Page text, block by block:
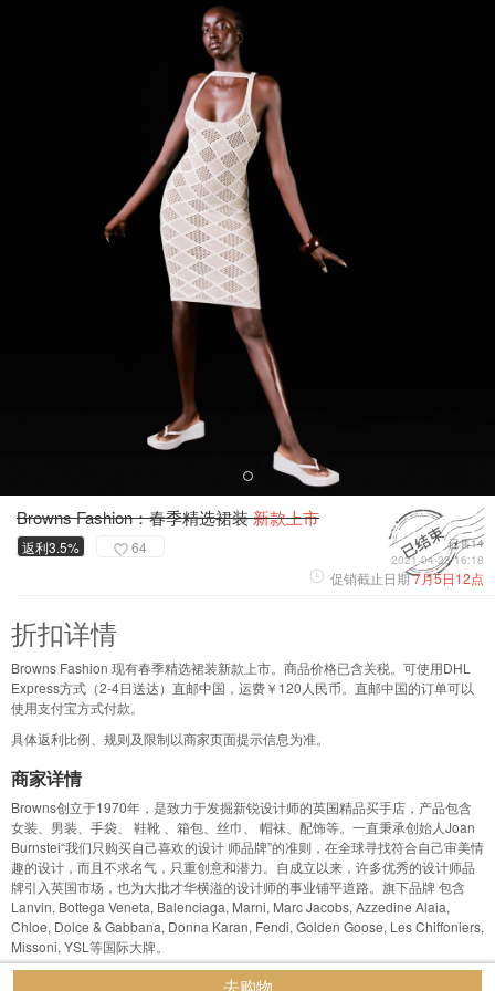
Browns Fashion：春季精选裙装新款上市
返利3.5% 64
已售14
2021-04-23 16:18
促销截止日期7月5日12点
折扣详情
Browns Fashion 现有春季精选裙装新款上市。商品价格已含关税。可使用DHL
Express方式（2-4日送达）直邮中国，运费￥120人民币。直邮中国的订单可以
使用支付宝方式付款。
具体返利比例、规则及限制以商家页面提示信息为准。
商家详情
Browns创立于1970年，是致力于发掘新锐设计师的英国精品买手店，产品包含
女装、男装、手袋、 鞋靴 、箱包、丝巾、 帽袜、配饰等。一直秉承创始人Joan
Burnstei“我们只购买自己喜欢的设计 师品牌”的准则，在全球寻找符合自己审美情
趣的设计，而且不求名气，只重创意和潜力。自成立以来，许多优秀的设计师品
牌引入英国市场，也为大批才华横溢的设计师的事业铺平道路。旗下品牌 包含
Lanvin, Bottega Veneta, Balenciaga, Marni, Marc Jacobs, Azzedine Alaia,
Chloe, Dolce & Gabbana, Donna Karan, Fendi, Golden Goose, Les Chiffoniers,
Missoni, YSL等国际大牌。
去购物